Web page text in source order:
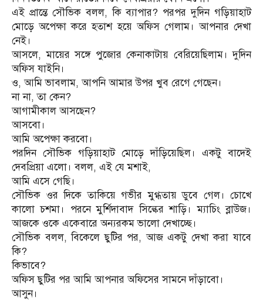
এই প্রান্তে সৌভিক বলল, কি ব্যাপার? পরপর দুদিন গড়িয়াহাট
মোড়ে অপেক্ষা করে হতাশ হয়ে অফিস গেলাম। আপনার দেখা
নেই।
আসলে, মায়ের সঙ্গে পুজোর কেনাকাটায় বেরিয়েছিলাম। দুদিন
অফিস যাইনি।
ও, আমি ভাবলাম, আপনি আমার উপর খুব রেগে গেছেন।
না না, তা কেন?
আগামীকাল আসছেন?
আসবো।
আমি অপেক্ষা করবো।
পরদিন সৌভিক গড়িয়াহাট মোড়ে দাঁড়িয়েছিল। একটু বাদেই
দেবপ্রিয়া এলো। বলল, এই যে মশাই,
আমি এসে গেছি।
সৌভিক ওর দিকে তাকিয়ে গভীর মুগ্ধতায় ডুবে গেল। চোখে
কালো চশমা। পরনে মুর্শিদাবাদ সিল্কের শাড়ি। ম্যাচিং ব্লাউজ।
আজকে ওকে একেবারে অন্যরকম ভালো দেখাচ্ছে।
সৌভিক বলল, বিকেলে ছুটির পর, আজ একটু দেখা করা যাবে
কি?
কিভাবে?
অফিস ছুটির পর আমি আপনার অফিসের সামনে দাঁড়াবো।
আসুন।